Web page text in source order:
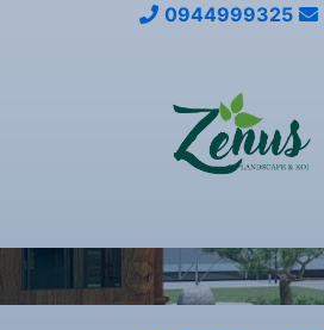
0944999325